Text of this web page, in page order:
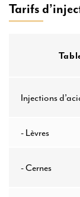
Tarifs
Injections
- Lèvres
- Cernes